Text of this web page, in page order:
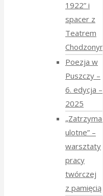
1922” i
spacer z
Teatrem
Chodzonym
Poezja w
Puszczy –
6. edycja –
2025
„Zatrzymać
ulotne” –
warsztaty
pracy
twórczej
z pamięcią